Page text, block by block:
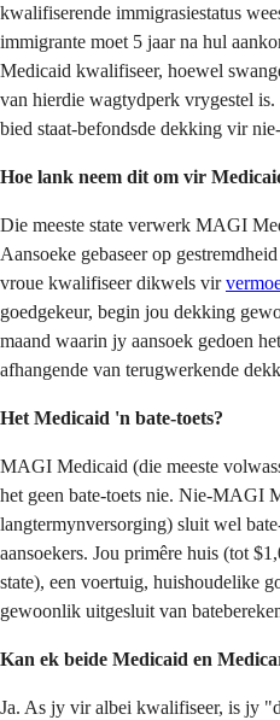
kwalifiserende immigrasiestatus
immigrante moet 5 jaar na hul
Medicaid kwalifiseer, hoewel
van hierdie wagtydperk vrygestel
bied staat-befondsde dekking vir
Hoe lank neem dit om vir
Die meeste state verwerk MAGI
Aansoeke gebaseer op
vroue kwalifiseer dikwels vir
goedgekeur, begin jou dekking
maand waarin jy aansoek gedoen
afhangende van terugwerkende
Het Medicaid 'n bate-toets?
MAGI Medicaid (die meeste
het geen bate-toets nie. Nie-MAGI
langtermynversorging) sluit wel
aansoekers. Jou primêre huis (tot
state), een voertuig, huishoudelike
gewoonlik uitgesluit van
Kan ek beide Medicaid en
Ja. As jy vir albei kwalifiseer, is jy